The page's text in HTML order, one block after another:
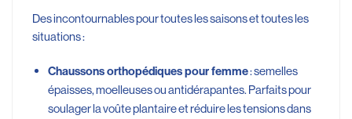
Des incontournables pour toutes les saisons et toutes les
situations :
Chaussons orthopédiques pour femme: semelles
épaisses, moelleuses ou antidérapantes. Parfaits pour
soulager la voûte plantaire et réduire les tensions dans